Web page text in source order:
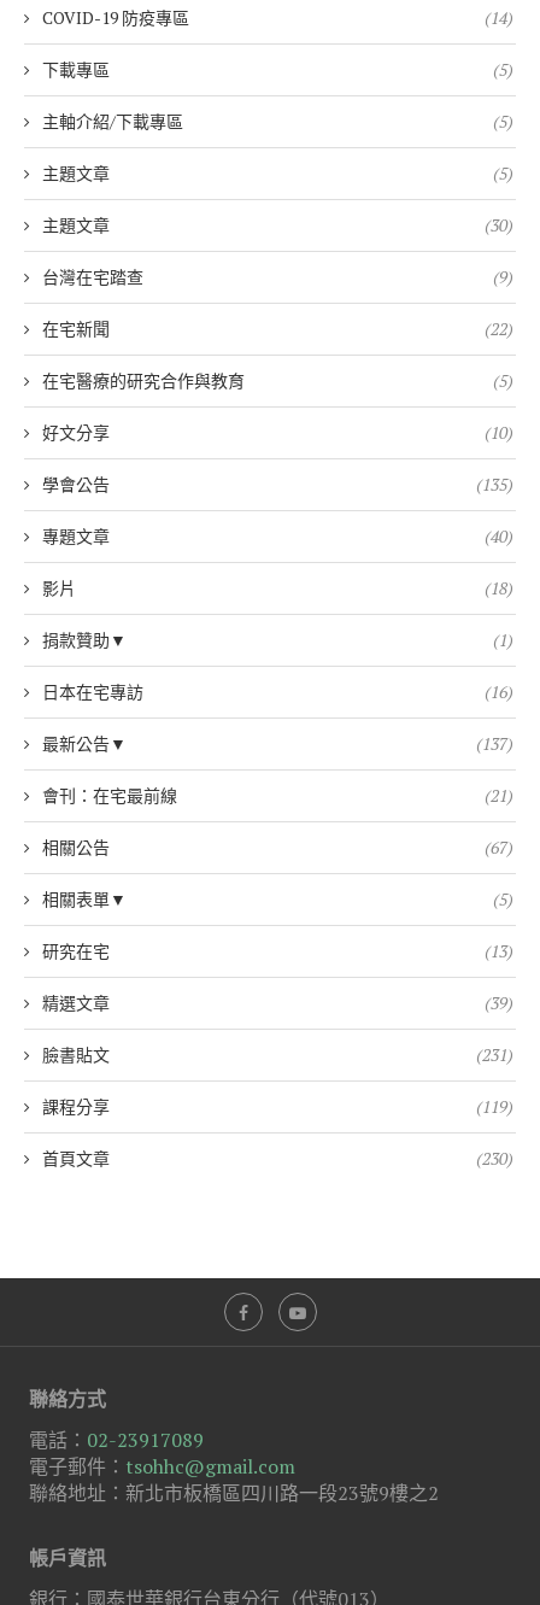
COVID-19 防疫專區 (14)
下載專區 (5)
主軸介紹/下載專區 (5)
主題文章 (5)
主題文章 (30)
台灣在宅踏查 (9)
在宅新聞 (22)
在宅醫療的研究合作與教育 (5)
好文分享 (10)
學會公告 (135)
專題文章 (40)
影片 (18)
捐款贊助▼ (1)
日本在宅專訪 (16)
最新公告▼ (137)
會刊：在宅最前線 (21)
相關公告 (67)
相關表單▼ (5)
研究在宅 (13)
精選文章 (39)
臉書貼文 (231)
課程分享 (119)
首頁文章 (230)
聯絡方式
電話： 02-23917089
電子郵件： tsohhc@gmail.com
聯絡地址：新北市板橋區四川路一段23號9樓之2
帳戶資訊
銀行：國泰世華銀行台東分行（代號013）